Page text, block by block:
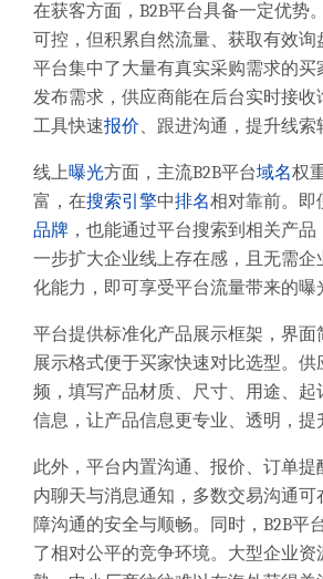
在获客方面，B2B平台具备一定优势
可控，但积累自然流量、获取有效询
平台集中了大量有真实采购需求的买
发布需求，供应商能在后台实时接收
工具快速报价、跟进沟通，提升线索
线上曝光方面，主流B2B平台域名权
富，在搜索引擎中排名相对靠前。即
品牌 ，也能通过平台搜索到相关产
一步扩大企业线上存在感，且无需企
化能力，即可享受平台流量带来的曝
平台提供标准化产品展示框架，界面
展示格式便于买家快速对比选型。
频，填写产品材质、尺寸、用途、起
信息，让产品信息更专业、透明，提
此外，平台内置沟通、报价、订单
内聊天与消息通知，多数交易沟通可
障沟通的安全与顺畅。同时，B2B平
了相对公平的竞争环境。大型企业资